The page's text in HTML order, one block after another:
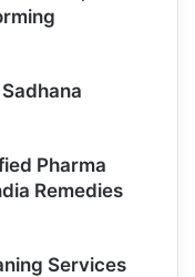
Pharma
Remedies
Services